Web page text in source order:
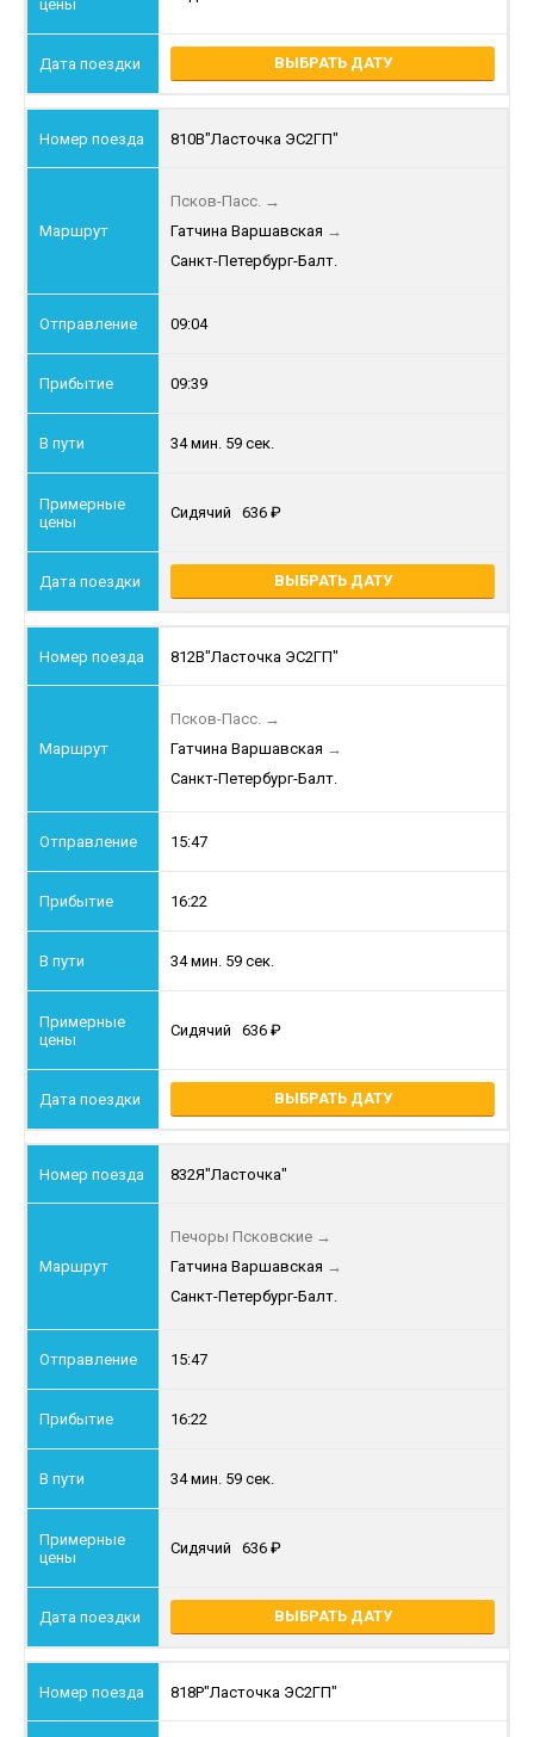
ВЫБРАТЬ ДАТУ
810В"Ласточка ЭС2ГП"
Псков-Пасс. →
Гатчина Варшавская →
Санкт-Петербург-Балт.
09:04
09:39
34 мин. 59 сек.
Сидячий 636
ВЫБРАТЬ ДАТУ
812В"Ласточка ЭС2ГП"
Псков-Пасс. →
Гатчина Варшавская →
Санкт-Петербург-Балт.
15:47
16:22
34 мин. 59 сек.
Сидячий 636
ВЫБРАТЬ ДАТУ
832Я"Ласточка"
Печоры Псковские →
Гатчина Варшавская →
Санкт-Петербург-Балт.
15:47
16:22
34 мин. 59 сек.
Сидячий 636
ВЫБРАТЬ ДАТУ
818Р"Ласточка ЭС2ГП"